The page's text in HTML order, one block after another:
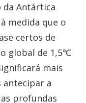
da Antártica
medida que o
certos de
global de 1,5℃
mais
antecipar a
profundas